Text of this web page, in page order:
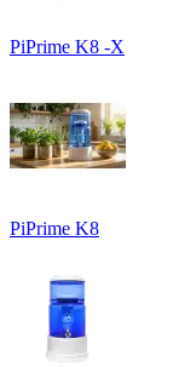
PiPrime K8 -X
PiPrime K8